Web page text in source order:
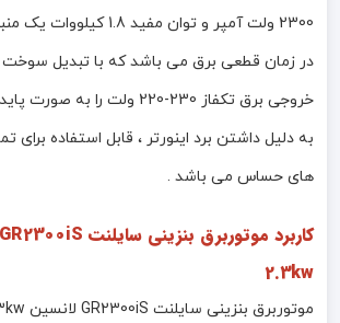
2300 ولت آمپر و توان مفید
در زمان قطعی برق می باشد که با تبدیل سوخت
خروجی برق تکفاز 230-220 ولت
به دلیل داشتن برد اینورتر ، قابل استفاده برای
های حساس می باشد .
کاربرد
2.3kw
موتوربرق بنزینی سایلنت GR2300iS لانسین 2.3kw با